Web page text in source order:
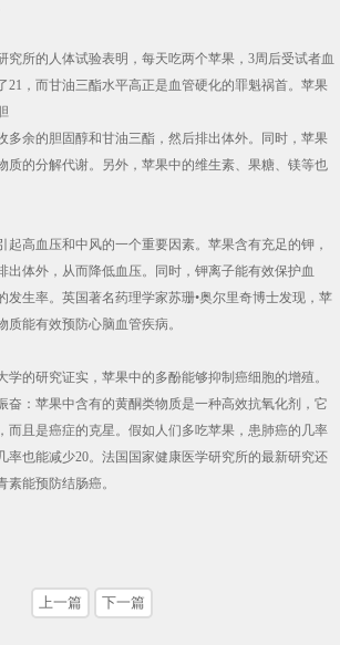
所的人体试验表明，每天吃两个苹果，3周后受试者血
21，而甘油三酯水平高正是血管硬化的罪魁祸首。苹果
多余的胆固醇和甘油三酯，然后排出体外。同时，苹果
质的分解代谢。另外，苹果中的维生素、果糖、镁等也
高血压和中风的一个重要因素。苹果含有充足的钾，
出体外，从而降低血压。同时，钾离子能有效保护血
发生率。英国著名药理学家苏珊•奥尔里奇博士发现，苹
能有效预防心脑血管疾病。
的研究证实，苹果中的多酚能够抑制癌细胞的增殖。
奋：苹果中含有的黄酮类物质是一种高效抗氧化剂，它
而且是癌症的克星。假如人们多吃苹果，患肺癌的几率
率也能减少20。法国国家健康医学研究所的最新研究还
能预防结肠癌。
上一篇 下一篇